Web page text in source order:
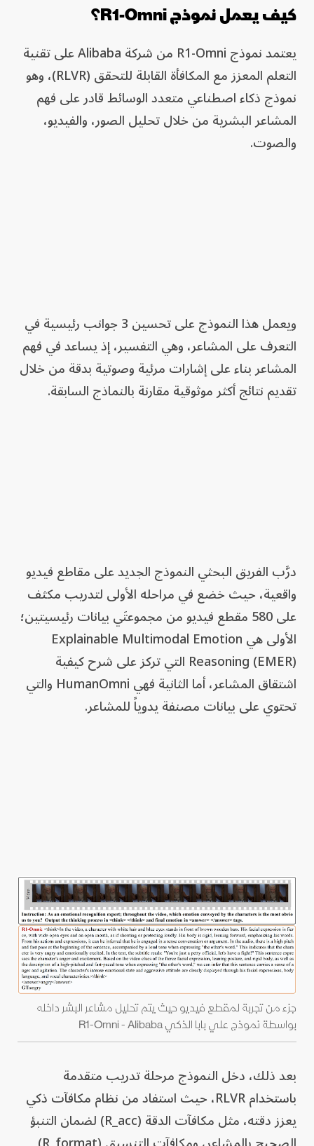
كيف يعمل نموذج R1-Omni؟
يعتمد نموذج R1-Omni من شركة Alibaba على تقنية
التعلم المعزز مع المكافأة القابلة للتحقق (RLVR)، وهو
نموذج ذكاء اصطناعي متعدد الوسائط قادر على فهم
المشاعر البشرية من خلال تحليل الصور، والفيديو،
والصوت.
ويعمل هذا النموذج على تحسين 3 جوانب رئيسية في
التعرف على المشاعر، وهي التفسير، إذ يساعد في فهم
المشاعر بناء على إشارات مرئية وصوتية بدقة من خلال
تقديم نتائج أكثر موثوقية مقارنة بالنماذج السابقة.
درَّب الفريق البحثي النموذج الجديد على مقاطع فيديو
واقعية، حيث خضع في مراحله الأولى لتدريب مكثف
على 580 مقطع فيديو من مجموعتَي بيانات رئيسيتين؛
الأولى هي Explainable Multimodal Emotion
Reasoning (EMER) التي تركز على شرح كيفية
اشتقاق المشاعر، أما الثانية فهي HumanOmni والتي
تحتوي على بيانات مصنفة يدوياً للمشاعر.
جزء من تجربة لمقطع فيديو حيث يتم تحليل مشاعر البشر داخله
بواسطة نموذج علي بابا الذكي R1-Omni - Alibaba
بعد ذلك، دخل النموذج مرحلة تدريب متقدمة
باستخدام RLVR، حيث استفاد من نظام مكافآت ذكي
يعزز دقته، مثل مكافآت الدقة (R_acc) لضمان التنبؤ